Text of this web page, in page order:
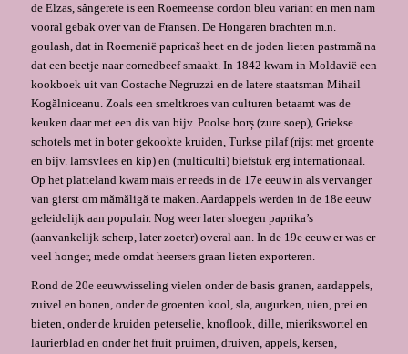
de Elzas, sângerete is een Roemeense cordon bleu variant en men nam
vooral gebak over van de Fransen. De Hongaren brachten m.n.
goulash, dat in Roemenië papricaš heet en de joden lieten pastramã na
dat een beetje naar cornedbeef smaakt. In 1842 kwam in Moldavië een
kookboek uit van Costache Negruzzi en de latere staatsman Mihail
Kogălniceanu. Zoals een smeltkroes van culturen betaamt was de
keuken daar met een dis van bijv. Poolse borș (zure soep), Griekse
schotels met in boter gekookte kruiden, Turkse pilaf (rijst met groente
en bijv. lamsvlees en kip) en (multiculti) biefstuk erg internationaal.
Op het platteland kwam maïs er reeds in de 17e eeuw in als vervanger
van gierst om mămăligă te maken. Aardappels werden in de 18e eeuw
geleidelijk aan populair. Nog weer later sloegen paprika’s
(aanvankelijk scherp, later zoeter) overal aan. In de 19e eeuw er was er
veel honger, mede omdat heersers graan lieten exporteren.
Rond de 20e eeuwwisseling vielen onder de basis granen, aardappels,
zuivel en bonen, onder de groenten kool, sla, augurken, uien, prei en
bieten, onder de kruiden peterselie, knoflook, dille, mierikswortel en
laurierblad en onder het fruit pruimen, druiven, appels, kersen,